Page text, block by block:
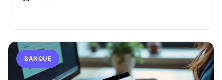
BANQUE